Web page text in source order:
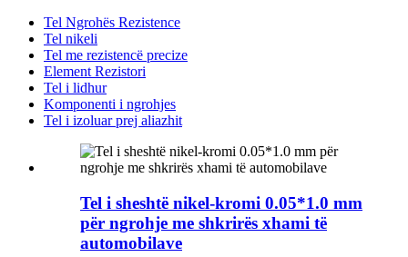
Tel Ngrohës Rezistence
Tel nikeli
Tel me rezistencë precize
Element Rezistori
Tel i lidhur
Komponenti i ngrohjes
Tel i izoluar prej aliazhit
Tel i sheshtë nikel-kromi 0.05*1.0 mm
për ngrohje me shkrirës xhami të
automobilave